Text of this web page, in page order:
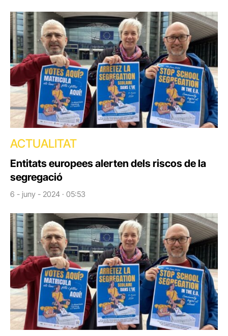
ACTUALITAT
Entitats europees alerten dels riscos de la
segregació
6 - juny - 2024 · 05:53